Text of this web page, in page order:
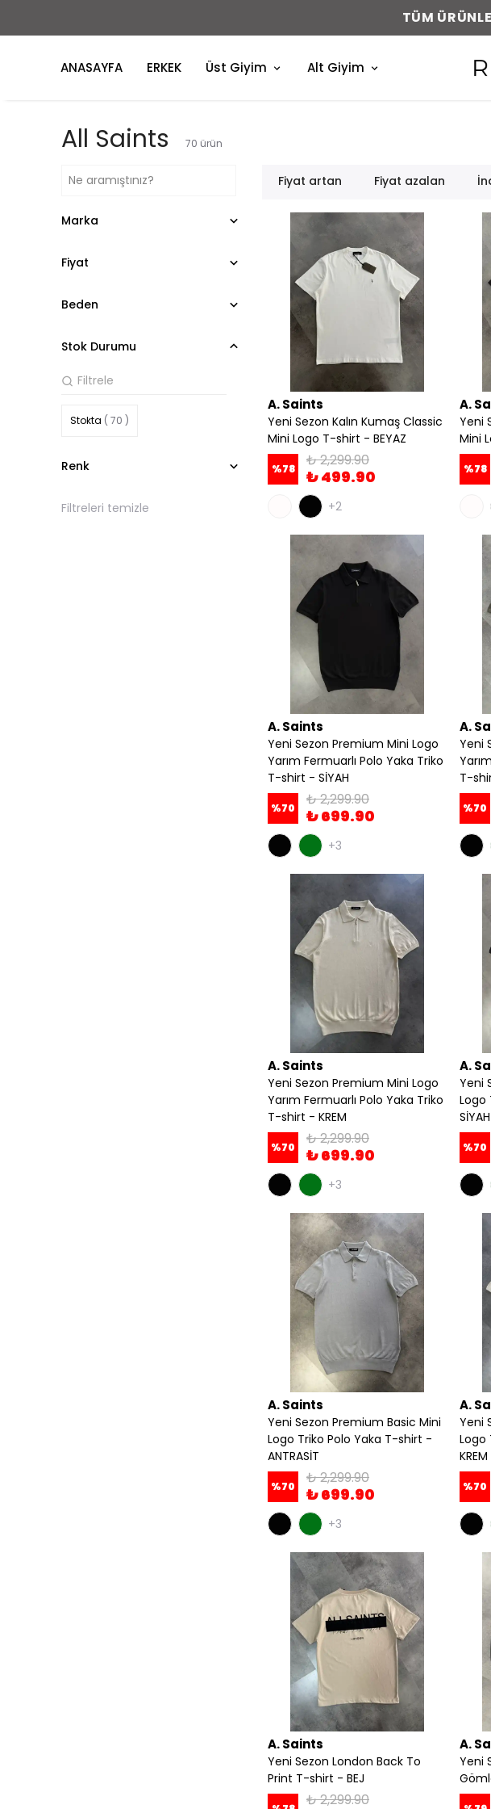
TÜM
ANASAYFA ERKEK Üst Giyim Alt Giyim
All Saints 70 ürün
Fiyat artan Fiyat azalan
Marka
Fiyat
Beden
Stok Durumu
Stokta ( 70 )
Renk
Filtreleri temizle
A. Saints
Yeni Sezon Kalın Kumaş Classic
Mini Logo T-shirt - BEYAZ
%78 ₺ 2,299.90
₺ 499.90
+2
A.
Yeni
Mini
%78
A. Saints
Yeni Sezon Premium Mini Logo
Yarım Fermuarlı Polo Yaka Triko
T-shirt - SİYAH
%70 ₺ 2,299.90
₺ 699.90
+3
A.
Yeni
T-
%70
A. Saints
Yeni Sezon Premium Mini Logo
Yarım Fermuarlı Polo Yaka Triko
T-shirt - KREM
%70 ₺ 2,299.90
₺ 699.90
+3
A.
Yeni
Logo
SİYAH
%70
A. Saints
Yeni Sezon Premium Basic Mini
Logo Triko Polo Yaka T-shirt -
ANTRASİT
%70 ₺ 2,299.90
₺ 699.90
+3
A.
Yeni
Logo
KREM
%70
A. Saints
Yeni Sezon London Back To
Print T-shirt - BEJ
₺ 2,299.90
A.
Yeni